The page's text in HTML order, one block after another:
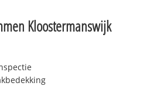
Kloostermanswijk